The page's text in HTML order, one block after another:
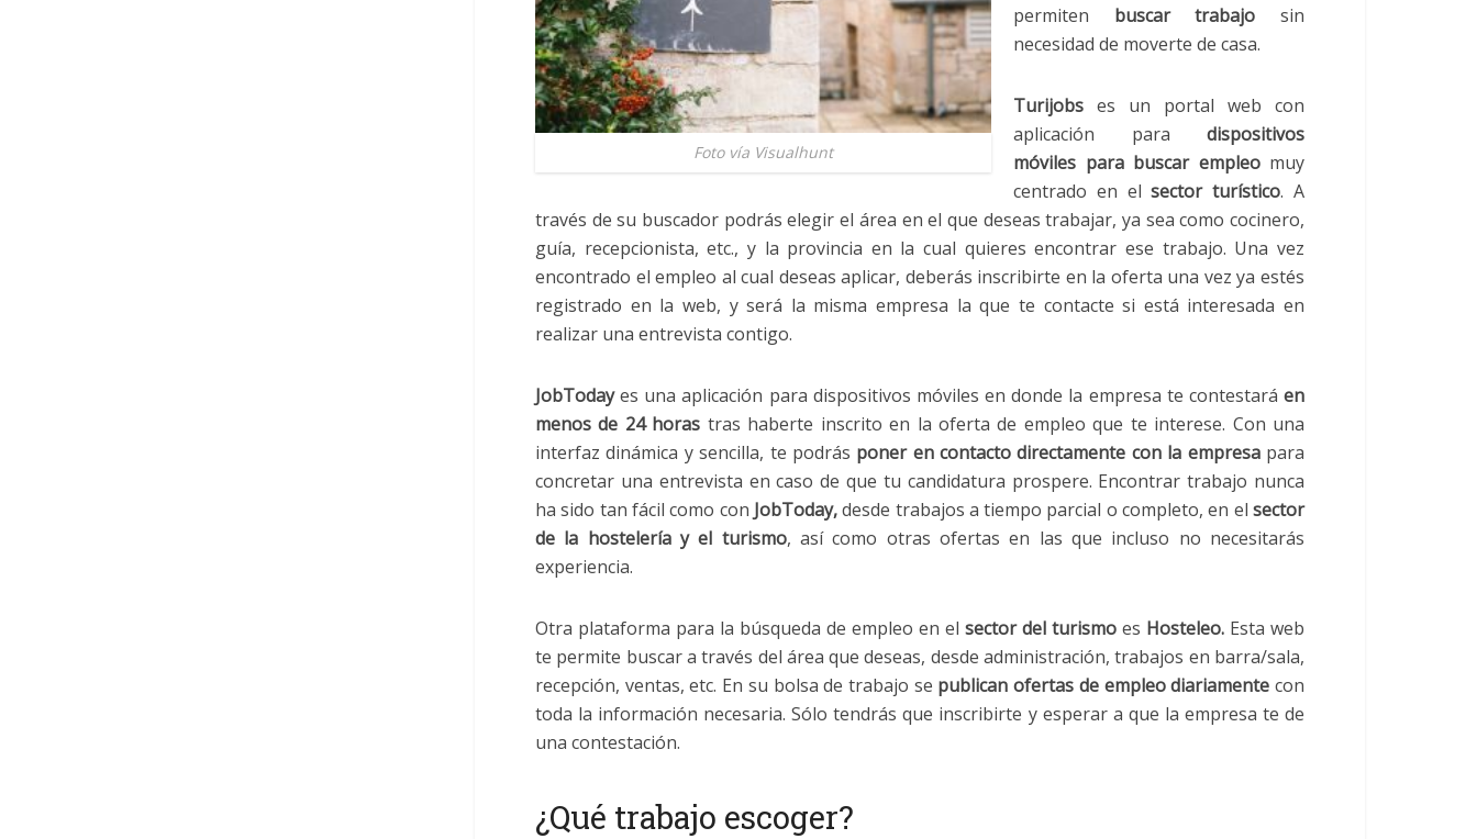
Foto vía Visualhunt
permiten buscar trabajo sin
necesidad de moverte de casa.
Turijobs es un portal web con
aplicación para dispositivos
móviles para buscar empleomuy
centrado en elsector turístico. A
través de su buscador podrás elegir el área en el que deseas trabajar, ya sea como cocinero,
guía, recepcionista, etc., y la provincia en la cual quieres encontrar ese trabajo. Una vez
encontrado el empleo al cual deseas aplicar, deberás inscribirte en la oferta una vez ya estés
registrado en la web, y será la misma empresa la que te contacte si está interesada en
realizar una entrevista contigo.
JobTodayes una aplicación para dispositivos móviles en donde la empresa te contestaráen
menos de 24 horas tras haberte inscrito en la oferta de empleo que te interese. Con una
interfaz dinámica y sencilla, te podrás poner en contacto directamente con la empresapara
concretar una entrevista en caso de que tu candidatura prospere. Encontrar trabajo nunca
ha sido tan fácil como con JobToday,desde trabajos a tiempo parcial o completo, en el sector
de la hostelería y el turismo, así como otras ofertas en las que incluso no necesitarás
experiencia.
Otra plataforma para la búsqueda de empleo en el sector del turismo es Hosteleo. Esta web
te permite buscar a través del área que deseas, desde administración, trabajos en barra/sala,
recepción, ventas, etc. En su bolsa de trabajo se publican ofertas de empleo diariamente con
toda la información necesaria. Sólo tendrás que inscribirte y esperar a que la empresa te de
una contestación.
¿Qué trabajo escoger?